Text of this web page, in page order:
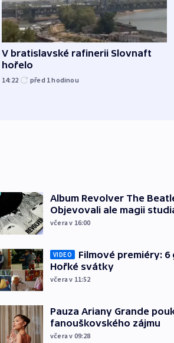
V bratislavské rafinerii Slovnaft
hořelo
14:22 před 1hodinou
Album Revolver The
Objevovali ale magii
včera v 16:00
VIDEO
Filmové premiéry:
Hořké svátky
včera v 11:52
Pauza Ariany Grande
fanouškovského zájmu
včera v 09:28